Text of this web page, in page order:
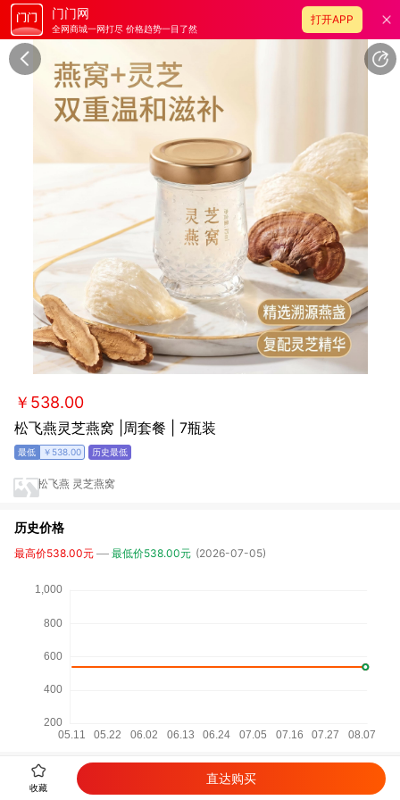
门门网
全网商城一网打尽 价格趋势一目了然
打开APP
￥538.00
松飞燕灵芝燕窝 |周套餐 | 7瓶装
￥538.00
松飞燕 灵芝燕窝
历史价格
最高价538.00元 最低价538.00元 (2026-07-05)
详细参数
收藏
直达购买